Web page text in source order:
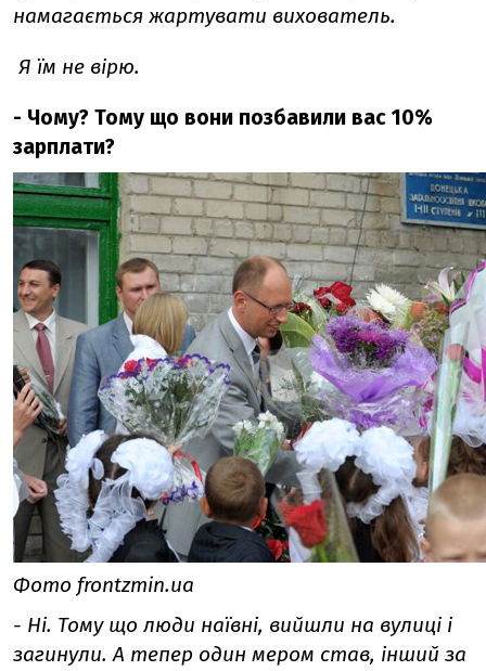
намагається жартувати вихователь.
Я їм не вірю.
- Чому? Тому що вони позбавили вас 10%
зарплати?
Фото frontzmin.ua
- Ні. Тому що люди наївні, вийшли на вулиці і
загинули. А тепер один мером став, інший за